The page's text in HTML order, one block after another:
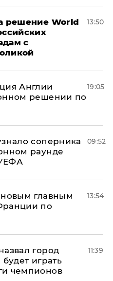
решение World
с
13:50
Англии
решении по
19:05
соперника
раунде
09:52
главным
по
13:54
город
играть
чемпионов
11:39